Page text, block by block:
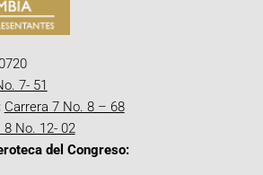
7- 51
Carrera 7 No. 8 – 68
8 No. 12- 02
del Congreso: